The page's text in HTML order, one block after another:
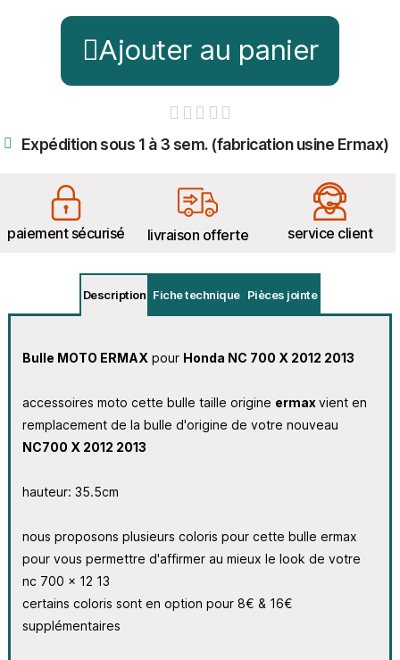
Ajouter au panier
    
Expédition sous 1 à 3 sem. (fabrication usine Ermax)
paiement sécurisé livraison offerte service client
Description Fiche technique Pièces jointe
Bulle MOTO ERMAX pour Honda NC 700 X 2012 2013
accessoires moto cette bulle taille origine ermax vient en
remplacement de la bulle d'origine de votre nouveau
NC700 X 2012 2013
hauteur: 35.5cm
nous proposons plusieurs coloris pour cette bulle ermax
pour vous permettre d'affirmer au mieux le look de votre
nc 700 x 12 13
certains coloris sont en option pour 8€ & 16€
supplémentaires